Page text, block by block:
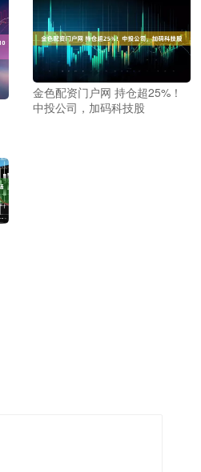
金色配资门户网 持仓超25%！
中投公司，加码科技股